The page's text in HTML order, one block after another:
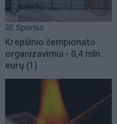
Sportas
Krepšinio čempionato
organizavimui - 0,4 mln.
eurų (1)